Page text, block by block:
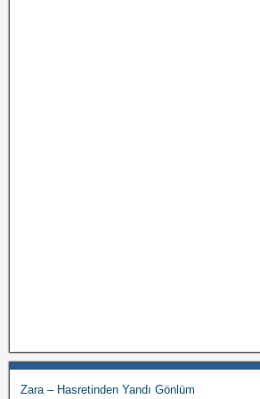
Zara – Hasretinden Yandı Gönlüm